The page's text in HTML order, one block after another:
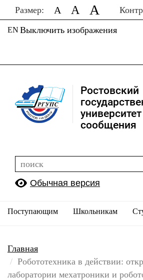
Размер: A A A
Выключить изображения
EN
Ростовский
сообщения
Обычная версия
Поступающим Школьникам
Главная
Робототехника в действии:
лаборатории мехатроники и